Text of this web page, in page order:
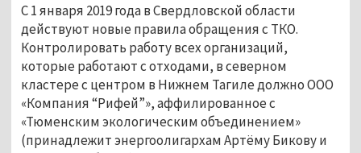
С 1 января 2019 года в Свердловской области
действуют новые правила обращения с ТКО.
Контролировать работу всех организаций,
которые работают с отходами, в северном
кластере с центром в Нижнем Тагиле должно ООО
«Компания “Рифей”», аффилированное с
«Тюменским экологическим объединением»
(принадлежит энергоолигархам Артёму Бикову и